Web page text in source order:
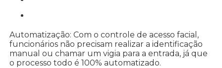
Automatização: Com o controle de acesso facial,
funcionários não precisam realizar a identificação
manual ou chamar um vigia para a entrada, já que
o processo todo é 100% automatizado.